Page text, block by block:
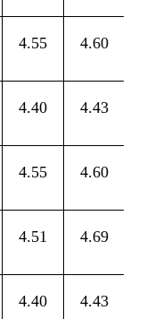
4.55 4.60
4.40 4.43
4.55 4.60
4.51 4.69
4.40 4.43